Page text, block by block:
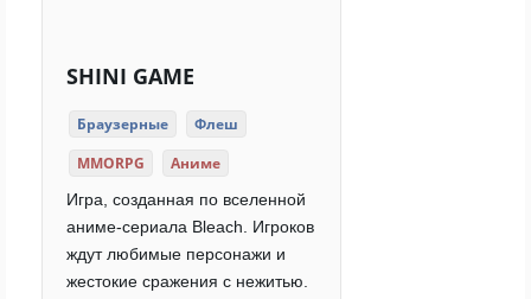
SHINI GAME
Браузерные
Флеш
MMORPG
Аниме
Игра, созданная по вселенной
аниме-сериала Bleach. Игроков
ждут любимые персонажи и
жестокие сражения с нежитью.